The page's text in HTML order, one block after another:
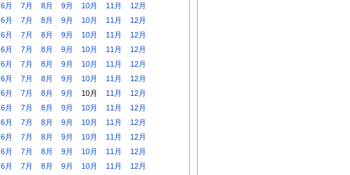
6月 7月 8月 9月 10月 11月
12月
6月 7月 8月 9月 10月 11月
12月
6月 7月 8月 9月 10月 11月
12月
6月 7月 8月 9月 10月 11月
12月
6月 7月 8月 9月 10月 11月
12月
6月 7月 8月 9月 10月 11月
12月
6月 7月 8月 9月 10月 11月
12月
6月 7月 8月 9月 10月 11月
12月
6月 7月 8月 9月 10月 11月
12月
6月 7月 8月 9月 10月 11月
12月
6月 7月 8月 9月 10月 11月
12月
6月 7月 8月 9月 10月 11月
12月